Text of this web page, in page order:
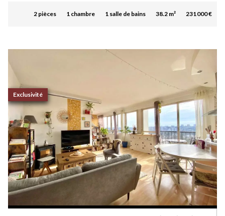
2 pièces 1 chambre 1 salle de bains 38.2 m² 231 000 €
Exclusivité